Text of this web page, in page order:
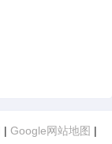
| Google网站地图 |